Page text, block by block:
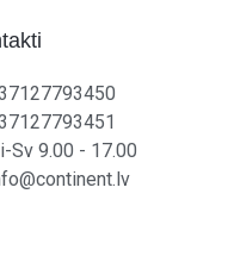
Sv 9.00 - 17.00